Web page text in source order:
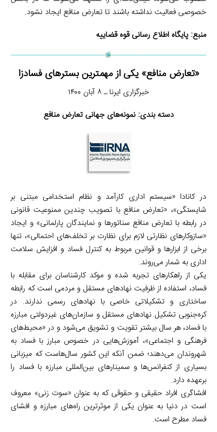
خصوصی فعالیت نداشته باشند تا تعارض منافع ایجاد نشود.
منبع:پایگاه اطلاع رسانی قوه قضاییه
«تعارض منافع» یکی از مهمترین بسترهای فسادزا
خبرگزاری ایرنا ـ ۸ آبان ۱۴۰۰
دسته بندی: نمونه‌های جهانی تعارض منافع
در کانادا «سیستم اداری کارآمد و نظام استخدامی مبتنی بر
شایستگی»، «تعارض منافع با تصویب چندین ممنوعیت قانونی
در رابطه با تعارض منافع سناتورها و نمایندگان پارلمانی» و ایجاد
«سازوکارهای نظارتی لازم برای نظارت بر تخلف‌های احتمالی»، تنها
برخی از ابزارها و قوانین مربوط به کنترل فساد و افزایش سلامت
اداری به شمار می‌روند.
یکی از راهکارهای تجربه شده و موکد کارشناسان برای مقابله با
فساد، استفاده از ظرفیت نهادهای مستقل و مردمی است که رابطه
ساختاری و تشکیلاتی خاصی با نهادهای رسمی ندارند. در
کره‌جنوبی تشکیل نهادهای مستقل و سازمان‌های غیردولتی مبارزه
با فساد، هر سال بیشتر تقویت و تشویق می‌شود و در «محیط‌های
فرهنگی و اجتماعی»، آموزش‌هایی در خصوص مبارز با فساد به
شهروندان می‌دهند؛ ضمن آنکه این کشور سال‌هاست که میزبانی
بسیاری از کنفرانس‌ها و سمینارهای بین‌المللی مبارزه با فساد را
برعهده دارد.
افشاگری افراد حقیقی و حقوقی که به عنوان «سوت زنی» معروف
است در دنیا به عنوان یکی از موثرترین راه‌های مبارزه و افشای
فساد مطرح است.